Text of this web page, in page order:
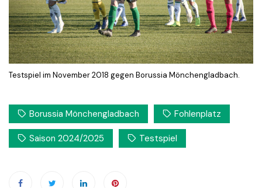
Testspiel im November 2018 gegen Borussia Mönchengladbach.
Borussia Mönchengladbach Fohlenplatz
Saison 2024/2025 Testspiel